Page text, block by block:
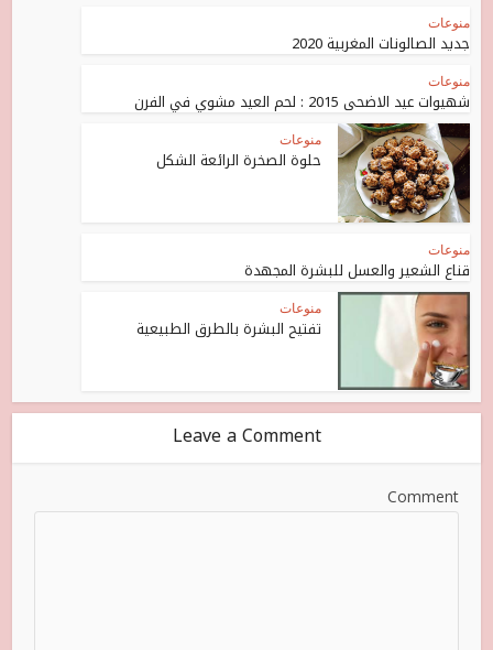
منوعات
جديد الصالونات المغربية 2020
منوعات
شهيوات عيد الاضحى 2015 : لحم العيد مشوي في الفرن
منوعات
حلوة الصخرة الرائعة الشكل
منوعات
قناع الشعير والعسل للبشرة المجهدة
منوعات
تفتيح البشرة بالطرق الطبيعية
Leave a Comment
Comment